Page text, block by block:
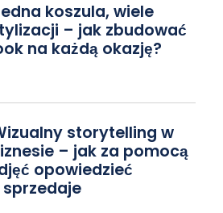
koszula, wiele
– jak zbudować
na każdą okazję?
storytelling w
– jak za pomocą
opowiedzieć